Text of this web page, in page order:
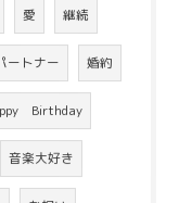
愛 継続
ートナー 婚約
Birthday
音楽大好き